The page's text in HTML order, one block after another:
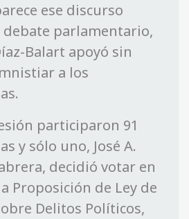
ese discurso
parlamentario,
Balart apoyó sin
a los
participaron 91
y sólo uno, José A.
decidió votar en
Proposición de Ley de
Delitos Políticos,